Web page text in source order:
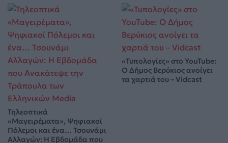
Τηλεοπτικά
«Μαγειρέματα», Ψηφιακοί
Πόλεμοι και ένα… Τσουνάμι
Αλλαγών: Η Εβδομάδα που
«Τυπολογίες» στο YouTube:
Ο Δήμος Βερύκιος ανοίγει
τα χαρτιά του – Vidcast